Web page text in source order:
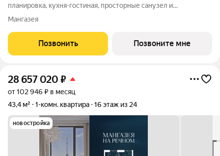
планировка, кухня-гостиная, просторные санузел и
гардеробная. Квартира расположена на 20-м этаже 24-
экономия составит 8 593 884 рублей!
Мангазея
Позвонить Позвоните мне
28 657 020 ₽
от 102 946 ₽ в месяц
43,4 м²
1-комн. квартира 16 этаж из 24
новостройка